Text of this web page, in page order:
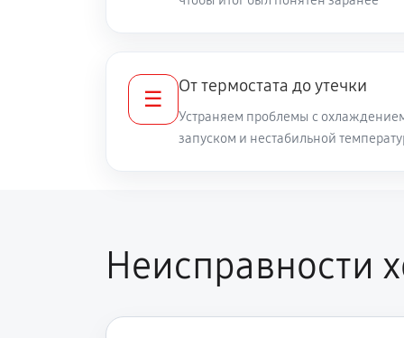
☰
От термостата до утечки
Устраняем проблемы с
запуском и нестабильной
Неисправности